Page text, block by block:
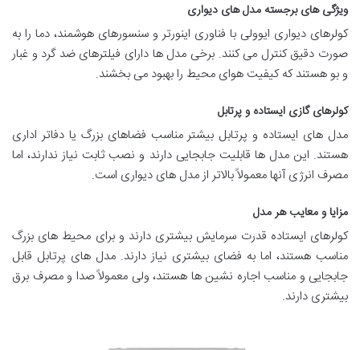
ویژگی های برجسته مدل های دیواری
کولرهای دیواری ایوولی با فناوری اینورتر و سنسورهای هوشمند، دما را به
صورت دقیق کنترل می کنند. برخی مدل ها دارای فیلترهای ضد گرد و غبار
و بو هستند که کیفیت هوای محیط را بهبود می بخشند.
کولرهای گازی ایستاده و پرتابل
مدل های ایستاده و پرتابل بیشتر مناسب فضاهای بزرگ یا دفاتر اداری
هستند. این مدل ها قابلیت جابجایی دارند و نصب ثابت نیاز ندارند، اما
مصرف انرژی آنها معمولاً بالاتر از مدل های دیواری است.
مزایا و معایب هر مدل
کولرهای ایستاده قدرت سرمایش بیشتری دارند و برای محیط های بزرگ
مناسب هستند، اما به فضای بیشتری نیاز دارند. مدل های پرتابل قابل
جابجایی و مناسب اجاره نشین ها هستند، ولی معمولاً صدا و مصرف برق
بیشتری دارند.